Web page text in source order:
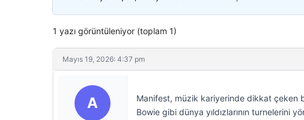
1 yazı görüntüleniyor (toplam 1)
Mayıs 19, 2026: 4:37 pm
A
Manifest, müzik kariyerinde dikkat çeken
Bowie gibi dünya yıldızlarının turnelerini